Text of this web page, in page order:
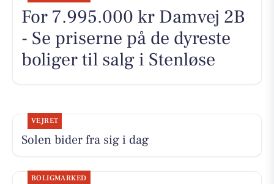
For 7.995.000 kr Damvej 2B
- Se priserne på de dyreste
boliger til salg i Stenløse
VEJRET
Solen bider fra sig i dag
BOLIGMARKED